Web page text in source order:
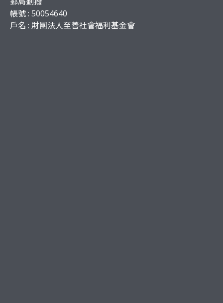
帳號 : 50054640
戶名 : 財團法人至善社會福利基金會